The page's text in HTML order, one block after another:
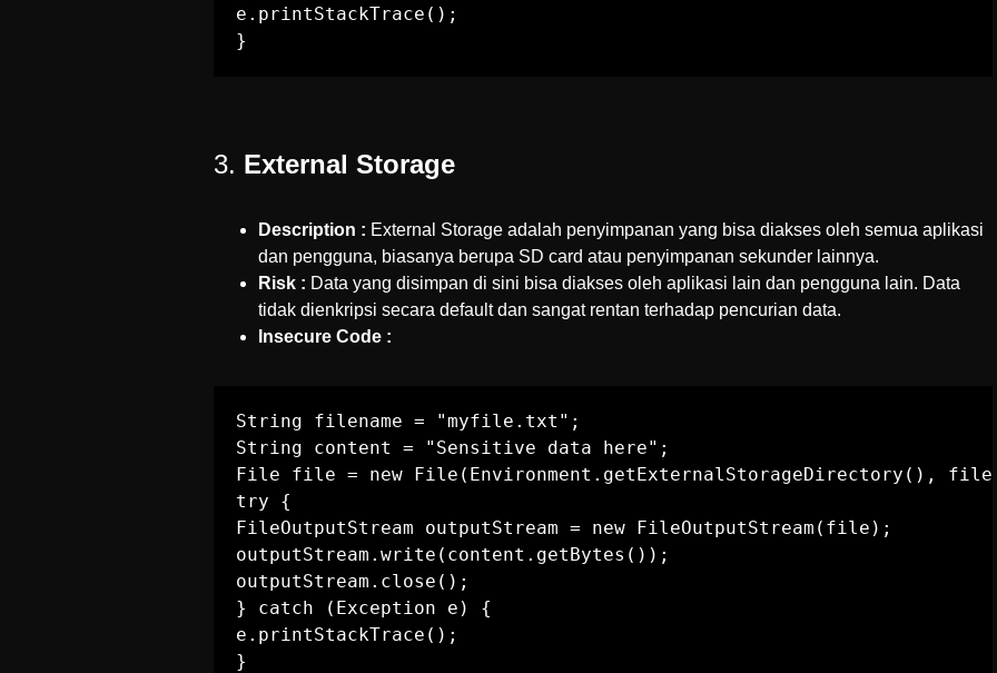
e.printStackTrace();
}
3. External Storage
Description : External Storage adalah penyimpanan yang bisa diakses oleh semua aplikasi
dan pengguna, biasanya berupa SD card atau penyimpanan sekunder lainnya.
Risk : Data yang disimpan di sini bisa diakses oleh aplikasi lain dan pengguna lain. Data
tidak dienkripsi secara default dan sangat rentan terhadap pencurian data.
Insecure Code :
String filename = "myfile.txt";
String content = "Sensitive data here";
File file = new File(Environment.getExternalStorageDirectory(),
try {
FileOutputStream outputStream = new FileOutputStream(file);
outputStream.write(content.getBytes());
outputStream.close();
} catch (Exception e) {
e.printStackTrace();
}